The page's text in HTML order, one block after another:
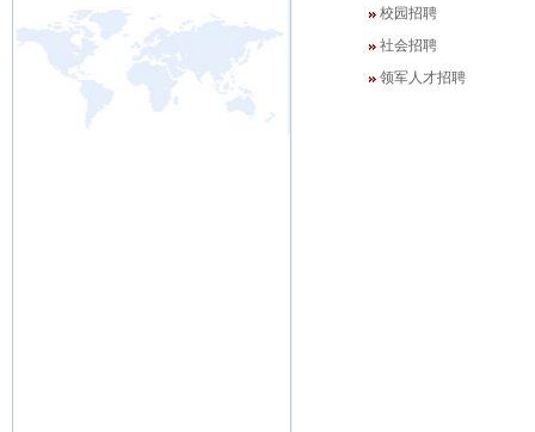
校园招聘
社会招聘
领军人才招聘